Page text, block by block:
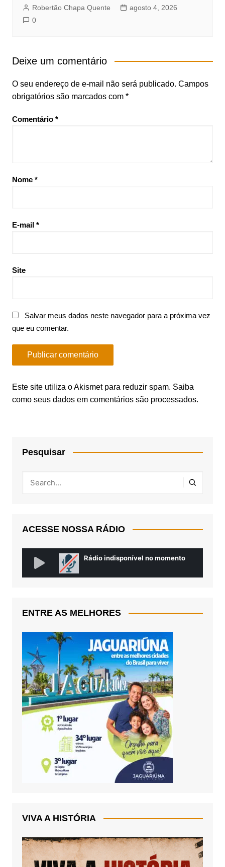
Robertão Chapa Quente
agosto 4, 2026
0
Deixe um comentário
O seu endereço de e-mail não será publicado. Campos
obrigatórios são marcados com *
Comentário *
Nome *
E-mail *
Site
Salvar meus dados neste navegador para a próxima vez
que eu comentar.
Este site utiliza o Akismet para reduzir spam. Saiba
como seus dados em comentários são processados.
Pesquisar
ACESSE NOSSA RÁDIO
ENTRE AS MELHORES
VIVA A HISTÓRIA